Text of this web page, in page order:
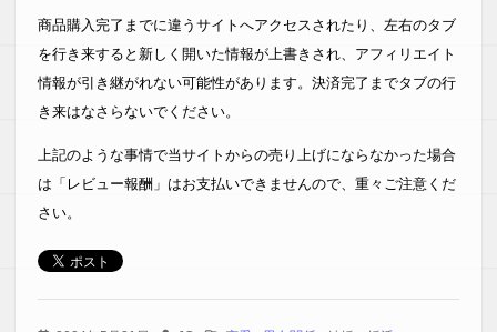
商品購入完了までに違うサイトへアクセスされたり、左右のタブ
を行き来すると新しく開いた情報が上書きされ、アフィリエイト
情報が引き継がれない可能性があります。決済完了までタブの行
き来はなさらないでください。
上記のような事情で当サイトからの売り上げにならなかった場合
は「レビュー報酬」はお支払いできませんので、重々ご注意くだ
さい。